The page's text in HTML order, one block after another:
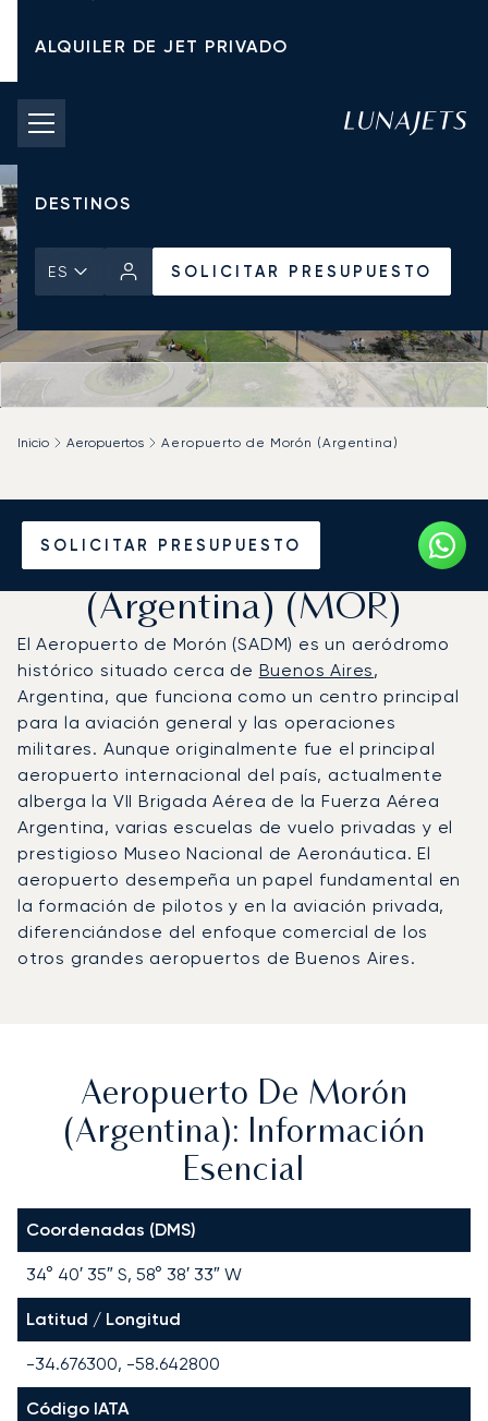
ALQUILER DE JET PRIVADO
TARIFAS DE CHÁRTER
JETS PRIVADOS
DESTINOS
ES SOLICITAR PRESUPUESTO
SOLICITAR PRESUPUESTO
Inicio Aeropuertos Aeropuerto de Morón (Argentina)
Vuele en Jet Privado al
Aeropuerto de Morón
(Argentina) (MOR)
El Aeropuerto de Morón (SADM) es un aeródromo
histórico situado cerca de Buenos Aires,
Argentina, que funciona como un centro principal
para la aviación general y las operaciones
militares. Aunque originalmente fue el principal
aeropuerto internacional del país, actualmente
alberga la VII Brigada Aérea de la Fuerza Aérea
Argentina, varias escuelas de vuelo privadas y el
prestigioso Museo Nacional de Aeronáutica. El
aeropuerto desempeña un papel fundamental en
la formación de pilotos y en la aviación privada,
diferenciándose del enfoque comercial de los
otros grandes aeropuertos de Buenos Aires.
Aeropuerto De Morón
(Argentina): Información
Esencial
Coordenadas (DMS)
34° 40′ 35″ S, 58° 38′ 33″ W
Latitud / Longitud
-34.676300, -58.642800
Código IATA